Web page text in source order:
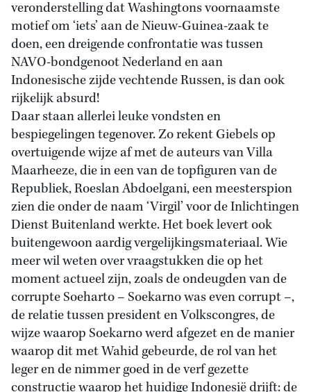
veronderstelling dat Washingtons voornaamste
motief om ‘iets’ aan de Nieuw-Guinea-zaak te
doen, een dreigende confrontatie was tussen
NAVO-bondgenoot Nederland en aan
Indonesische zijde vechtende Russen, is dan ook
rijkelijk absurd!
Daar staan allerlei leuke vondsten en
bespiegelingen tegenover. Zo rekent Giebels op
overtuigende wijze af met de auteurs van Villa
Maarheeze, die in een van de topfiguren van de
Republiek, Roeslan Abdoelgani, een meesterspion
zien die onder de naam ‘Virgil’ voor de Inlichtingen
Dienst Buitenland werkte. Het boek levert ook
buitengewoon aardig vergelijkingsmateriaal. Wie
meer wil weten over vraagstukken die op het
moment actueel zijn, zoals de ondeugden van de
corrupte Soeharto – Soekarno was even corrupt –,
de relatie tussen president en Volkscongres, de
wijze waarop Soekarno werd afgezet en de manier
waarop dit met Wahid gebeurde, de rol van het
leger en de nimmer goed in de verf gezette
constructie waarop het huidige Indonesië drijft: de